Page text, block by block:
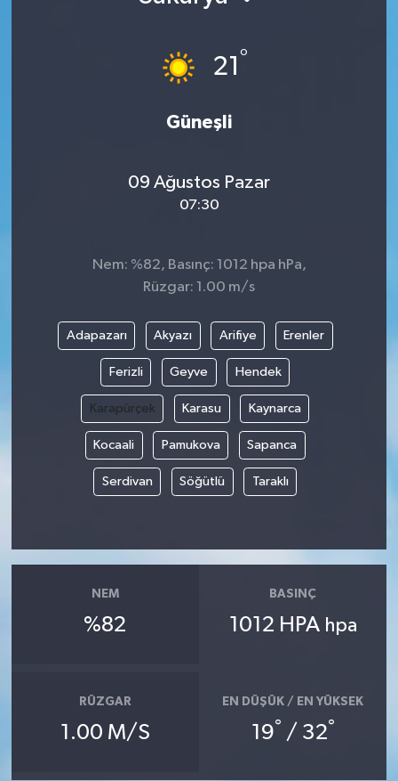
21 °
Güneşli
09 Ağustos Pazar
07:30
Nem: %82, Basınç: 1012 hpa hPa,
Rüzgar: 1.00 m/s
Adapazarı Akyazı Arifiye Erenler
Ferizli Geyve Hendek
Karapürçek Karasu Kaynarca
Kocaali Pamukova Sapanca
Serdivan Söğütlü Taraklı
NEM
%82
BASINÇ
1012 HPA hpa
RÜZGAR
1.00 M/S
EN DÜŞÜK / EN YÜKSEK
19° / 32°
GÖLMARMARA
KÖPRÜBAŞI
SOMA
ŞEHZADELER
SOMA
TURGUTLU
YUNUSEMRE
YAZARLAR
MANİSA'NIN YÖRESEL LEZZETLERİ
MANİSA'YI KEŞFET
TÜRKİYE'DE TREND HABERLER